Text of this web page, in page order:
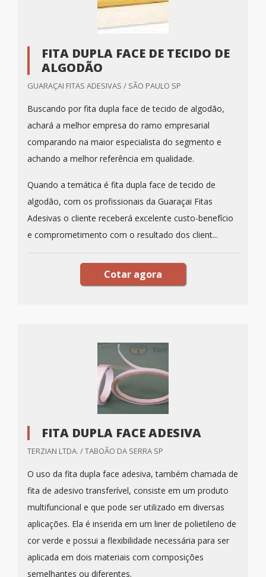
FITA DUPLA FACE DE TECIDO DE
ALGODÃO
GUARAÇAI FITAS ADESIVAS / SÃO PAULO SP
Buscando por fita dupla face de tecido de algodão,
achará a melhor empresa do ramo empresarial
comparando na maior especialista do segmento e
achando a melhor referência em qualidade.
Quando a temática é fita dupla face de tecido de
algodão, com os profissionais da Guaraçai Fitas
Adesivas o cliente receberá excelente custo-benefício
e comprometimento com o resultado dos client...
Cotar agora
FITA DUPLA FACE ADESIVA
TERZIAN LTDA. / TABOÃO DA SERRA SP
O uso da fita dupla face adesiva, também chamada de
fita de adesivo transferível, consiste em um produto
multifuncional e que pode ser utilizado em diversas
aplicações. Ela é inserida em um liner de polietileno de
cor verde e possui a flexibilidade necessária para ser
aplicada em dois materiais com composições
semelhantes ou diferentes.